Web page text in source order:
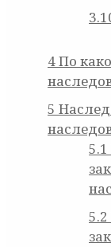
4По
5
5.1
5.2